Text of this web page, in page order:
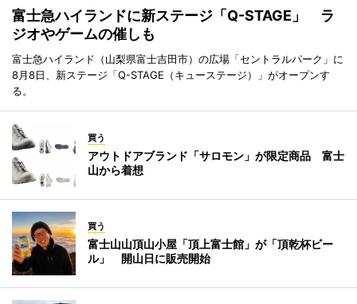
富士急ハイランドに新ステージ「Q-STAGE」 ラ
ジオやゲームの催しも
富士急ハイランド（山梨県富士吉田市）の広場「セントラルパーク」に
8月8日、新ステージ「Q-STAGE（キューステージ）」がオープンす
る。
買う
アウトドアブランド「サロモン」が限定商品 富士
山から着想
買う
富士山山頂山小屋「頂上富士館」が「頂乾杯ビー
ル」 開山日に販売開始